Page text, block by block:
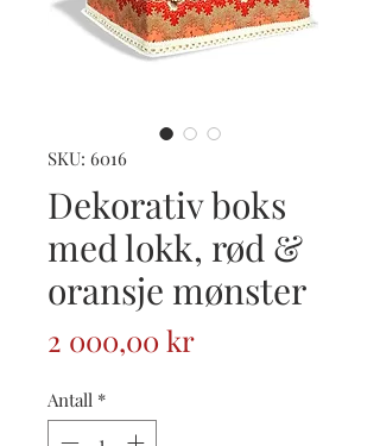
SKU: 6016
Dekorativ boks
med lokk, rød &
oransje mønster
2 000,00 krPris
Antall *